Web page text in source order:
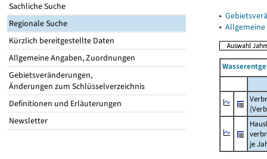
Sachliche Suche
Regionale Suche
Kürzlich bereitgestellte Daten
Allgemeine Angaben, Zuordnungen
Gebietsveränderungen,
Änderungen zum Schlüsselverzeichnis
Definitionen und Erläuterungen
Newsletter
▸
▸
je